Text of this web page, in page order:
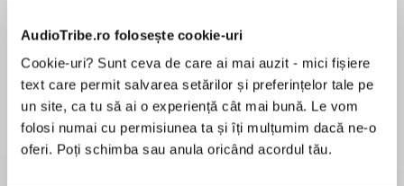
AudioTribe.ro folosește cookie-uri
Cookie-uri? Sunt ceva de care ai mai auzit - mici fișiere
text care permit salvarea setărilor și preferințelor tale pe
un site, ca tu să ai o experiență cât mai bună. Le vom
folosi numai cu permisiunea ta și îți mulțumim dacă ne-o
oferi. Poți schimba sau anula oricând acordul tău.
de...
Dani Francis
la...
Lauren Weisberger
Desprecarte
MeetNew York Timesbestselling author Jennifer